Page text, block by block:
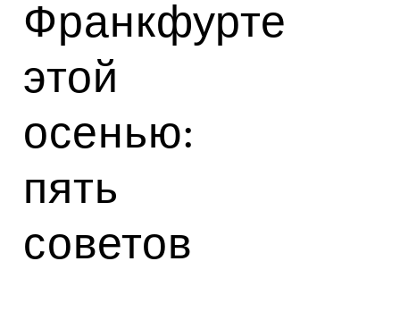
Франкфурте
этой
осенью:
пять
советов